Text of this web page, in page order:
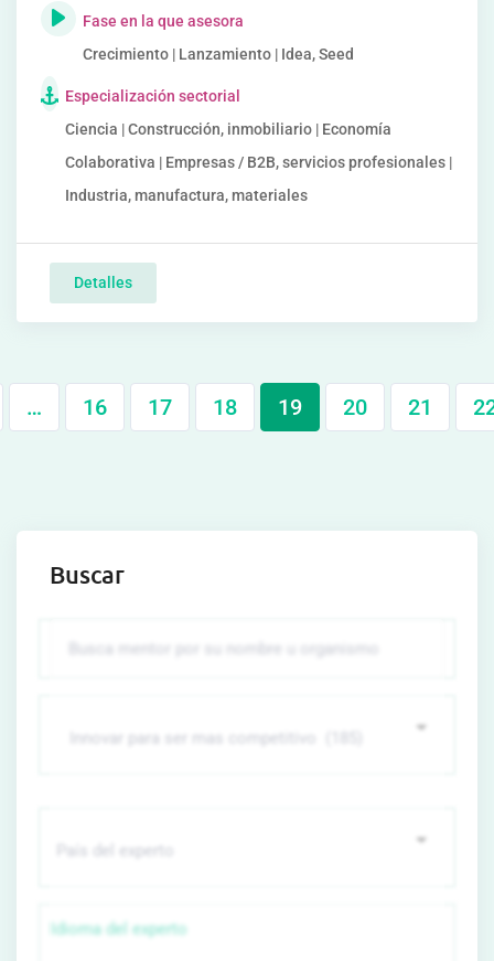
Fase en la que asesora
Crecimiento | Lanzamiento | Idea, Seed
Especialización sectorial
Ciencia | Construcción, inmobiliario | Economía
Colaborativa | Empresas / B2B, servicios profesionales |
Industria, manufactura, materiales
Detalles
… 16 17 18 19 20 21
Buscar
Idioma del experto